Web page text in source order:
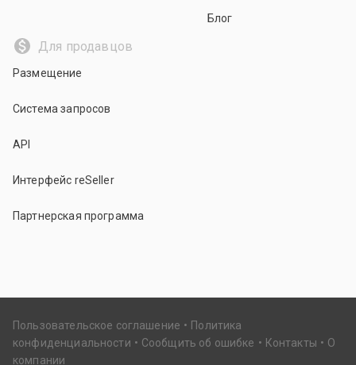
Блог
Для продавцов
Размещение
Система запросов
API
Интерфейс reSeller
Партнерская программа
Пользовательское соглашение
Политика
конфиденциальности
Сообщить об ошибке Контакты
О
компании